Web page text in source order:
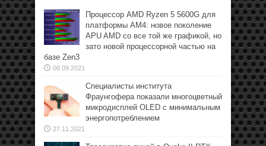
Процессор AMD Ryzen 5 5600G для
платформы АМ4: новое поколение
APU AMD со все той же графикой, но
зато новой процессорной частью на
базе Zen3
08.09.2021
Специалисты института
Фраунгофера показали многоцветный
микродисплей OLED с минимальным
энергопотреблением
27.11.2021